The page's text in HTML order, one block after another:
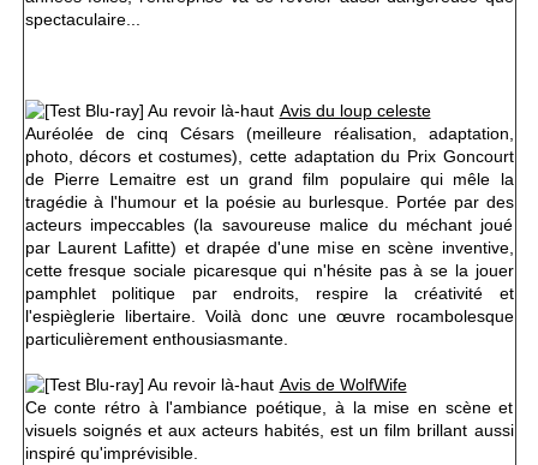
spectaculaire...
Avis du loup celeste
Auréolée de cinq Césars (meilleure réalisation, adaptation,
photo, décors et costumes), cette adaptation du Prix Goncourt
de Pierre Lemaitre est un grand film populaire qui mêle la
tragédie à l'humour et la poésie au burlesque. Portée par des
acteurs impeccables (la savoureuse malice du méchant joué
par Laurent Lafitte) et drapée d'une mise en scène inventive,
cette fresque sociale picaresque qui n'hésite pas à se la jouer
pamphlet politique par endroits, respire la créativité et
l'espièglerie libertaire. Voilà donc une œuvre rocambolesque
particulièrement enthousiasmante.
Avis de WolfWife
Ce conte rétro à l'ambiance poétique, à la mise en scène et
visuels soignés et aux acteurs habités, est un film brillant aussi
inspiré qu'imprévisible.